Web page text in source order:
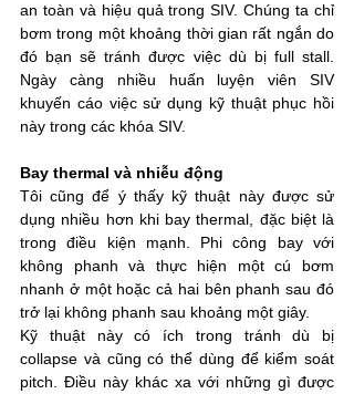
an toàn và hiệu quả trong SIV. Chúng ta chỉ
bơm trong một khoảng thời gian rất ngắn do
đó bạn sẽ tránh được việc dù bị full stall.
Ngày càng nhiều huấn luyện viên SIV
khuyến cáo việc sử dụng kỹ thuật phục hồi
này trong các khóa SIV.
Bay thermal và nhiễu động
Tôi cũng để ý thấy kỹ thuật này được sử
dụng nhiều hơn khi bay thermal, đặc biệt là
trong điều kiện mạnh. Phi công bay với
không phanh và thực hiện một cú bơm
nhanh ở một hoặc cả hai bên phanh sau đó
trở lại không phanh sau khoảng một giây.
Kỹ thuật này có ích trong tránh dù bị
collapse và cũng có thể dùng để kiểm soát
pitch. Điều này khác xa với những gì được